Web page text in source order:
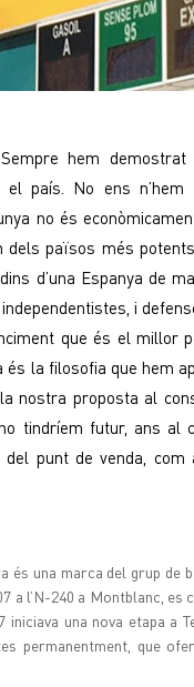
hem
país. No ens
no és
països més potents
d’una Espanya de
i
que és el millor
és la filosofia que hem
nostra proposta al
tindríem futur, ans al
punt de venda,
una marca del grup de
a l’N-240 a Montblanc, es
una nova etapa a
permanentment, que